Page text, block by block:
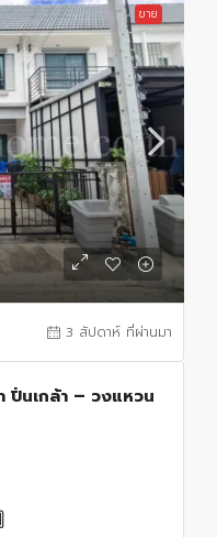
ขาย
3 สัปดาห์ ที่ผ่านมา
ปิ่นเกล้า – วงแหวน